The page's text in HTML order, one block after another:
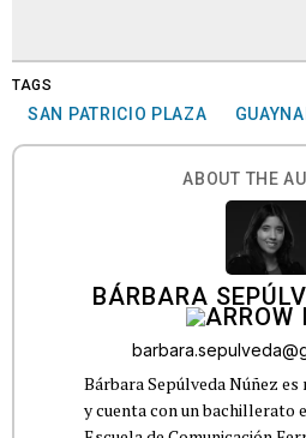
TAGS
SAN PATRICIO PLAZA
ABOUT THE
BÁRBARA
Bárbara Sepúlveda Núñez es
y cuenta con un bachillerato